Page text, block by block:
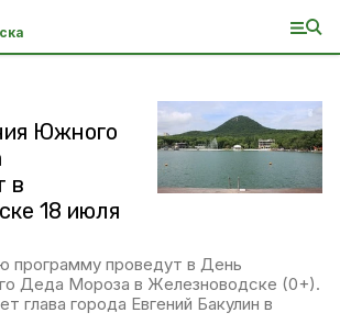
Южного
в
18 июля
программу проведут в День
Деда Мороза в Железноводске (0+).
глава города Евгений Бакулин в